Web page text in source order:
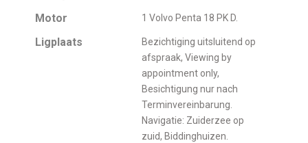
Motor 1 Volvo Penta 18 PK D.
Ligplaats
Bezichtiging uitsluitend op
afspraak, Viewing by
appointment only,
Besichtigung nur nach
Terminvereinbarung.
Navigatie: Zuiderzee op
zuid, Biddinghuizen.